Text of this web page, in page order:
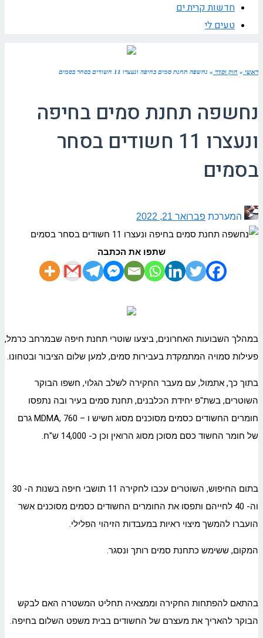
חדשות קרית ים
טעים לי
ראשי » חוק וסדר » נחשפה תחנת סמים בחיפה ונעצרו 11 חשודים בסחר בסמים
נחשפה תחנת סמים בחיפה
ונעצרו 11 חשודים בסחר
בסמים
המערכת פברואר 21, 2022
שתפו את הכתבה
במהלך השבועות האחרונים, ביצעו שוטרי תחנת חיפה שבמרחב כרמל,
פעילות סמויה המתמקדת בעבירות סמים, למען שלום הציבור ובטחונו.
בתוך כך, אתמול, עם מעבר החקירה לשלב הגלוי, חשפו הבוקר
השוטרים, בשת"פ יחידת הכלבנים, תחנת סמים בעיר ובה נתפסו
חומרים החשודים כסמים מסוכנים מסוג חשיש ו – MDMA, 760 גרם
של חומר החשוד כסם מסוכן מסוג הרואין וכן כ- 14,000 ש"ח.
בתום החיפוש, השוטרים עכבו לחקירה 11 תושבי חיפה בשנות ה- 30
וה- 40 לחייהם ותפסו את החומרים החשודים כסמים מסוכנים אשר
הועברו להמשך מיצוי ראיות במעבדות הזיהוי הפלילי.
המקום, ששימש כתחנת סמים רותך ונסגר.
בהתאם להפתחות החקירה וממצאיה תחליט המשטרה האם לבקש
הבוקר להאריך את מעצרם של החשודים בבית משפט השלום בחיפה.